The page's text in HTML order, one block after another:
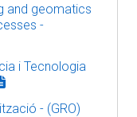
and geomatics
-
i Tecnologia
- (GRO)